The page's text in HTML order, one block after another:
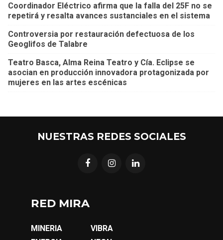
Coordinador Eléctrico afirma que la falla del 25F no se
repetirá y resalta avances sustanciales en el sistema
Controversia por restauración defectuosa de los
Geoglifos de Talabre
Teatro Basca, Alma Reina Teatro y Cía. Eclipse se
asocian en producción innovadora protagonizada por
mujeres en las artes escénicas
NUESTRAS REDES SOCIALES
RED MIRA
MINERIA
VIBRA